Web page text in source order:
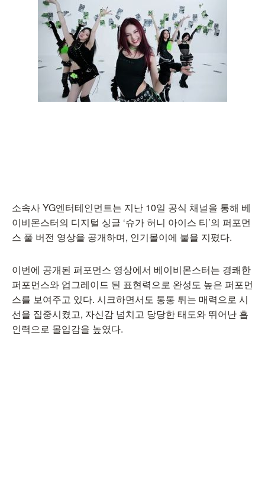
소속사 YG엔터테인먼트는 지난 10일 공식 채널을 통해 베
이비몬스터의 디지털 싱글 ‘슈가 허니 아이스 티’의 퍼포먼
스 풀 버전 영상을 공개하며, 인기몰이에 불을 지폈다.
이번에 공개된 퍼포먼스 영상에서 베이비몬스터는 경쾌한
퍼포먼스와 업그레이드 된 표현력으로 완성도 높은 퍼포먼
스를 보여주고 있다. 시크하면서도 통통 튀는 매력으로 시
선을 집중시켰고, 자신감 넘치고 당당한 태도와 뛰어난 흡
인력으로 몰입감을 높였다.